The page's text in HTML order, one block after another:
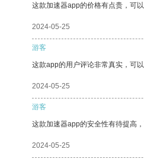
这款加速器app的价格有点贵，可
2024-05-25
游客
这款app的用户评论非常真实，可
2024-05-25
游客
这款加速器app的安全性有待提高
2024-05-25